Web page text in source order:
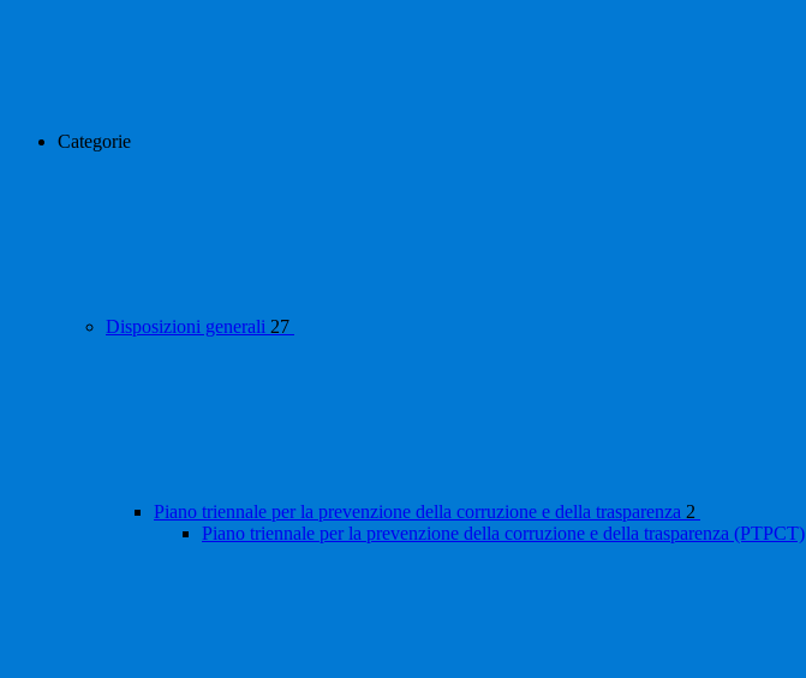
Categorie
Disposizioni generali 27
Piano triennale per la prevenzione della corruzione e della trasparenza 2
Piano triennale per la prevenzione della corruzione e della trasparenza (PTPCT)